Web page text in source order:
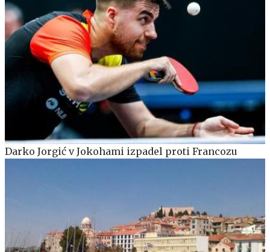
Darko Jorgić v Jokohami izpadel proti Francozu